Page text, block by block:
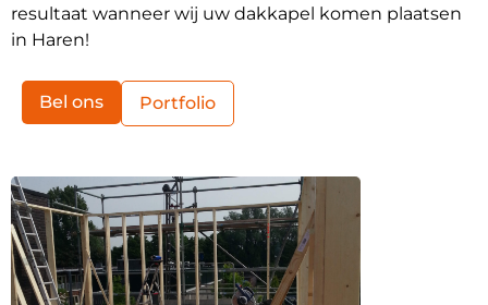
resultaat wanneer wij uw dakkapel komen plaatsen
in Haren!
Bel ons Portfolio